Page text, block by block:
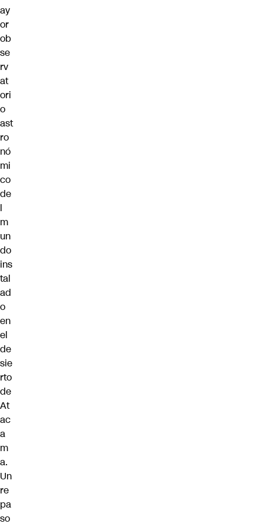
ay
or
ob
se
rv
at
ori
o
ast
ro
nó
mi
co
de
l
m
un
do
ins
tal
ad
o
en
el
de
sie
rto
de
At
ac
a
m
a.
Un
re
pa
so